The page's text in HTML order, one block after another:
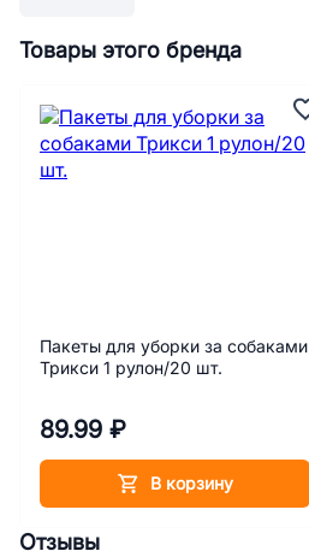
Товары этого бренда
Пакеты для уборки за собаками
Трикси 1 рулон/20 шт.
89.99 ₽
В корзину
Отзывы